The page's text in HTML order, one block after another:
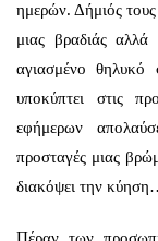
ημερών. Δήμιός τους
μιας βραδιάς αλλά
αγιασμένο
υποκύπτει στις
εφήμερων
προσταγές μιας
διακόψει την